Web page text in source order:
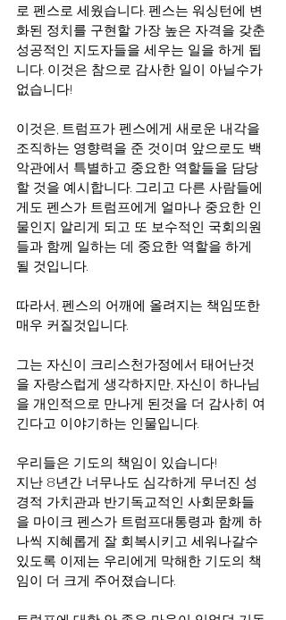
로 펜스로 세웠습니다. 펜스는 워싱턴에 변
화된 정치를 구현할 가장 높은 자격을 갖춘
성공적인 지도자들을 세우는 일을 하게 됩
니다. 이것은 참으로 감사한 일이 아닐수가
없습니다!
이것은, 트럼프가 펜스에게 새로운 내각을
조직하는 영향력을 준 것이며 앞으로도 백
악관에서 특별하고 중요한 역할들을 담당
할 것을 예시합니다. 그리고 다른 사람들에
게도 펜스가 트럼프에게 얼마나 중요한 인
물인지 알리게 되고 또 보수적인 국회의원
들과 함께 일하는 데 중요한 역할을 하게
될 것입니다.
따라서, 펜스의 어깨에 올려지는 책임또한
매우 커질것입니다.
그는 자신이 크리스천가정에서 태어난것
을 자랑스럽게 생각하지만, 자신이 하나님
을 개인적으로 만나게 된것을 더 감사히 여
긴다고 이야기하는 인물입니다.
우리들은 기도의 책임이 있습니다!
지난 8년간 너무나도 심각하게 무너진 성
경적 가치관과 반기독교적인 사회문화들
을 마이크 펜스가 트럼프대통령과 함께 하
나씩 지혜롭게 잘 회복시키고 세워나갈수
있도록 이제는 우리에게 막해한 기도의 책
임이 더 크게 주어졌습니다.